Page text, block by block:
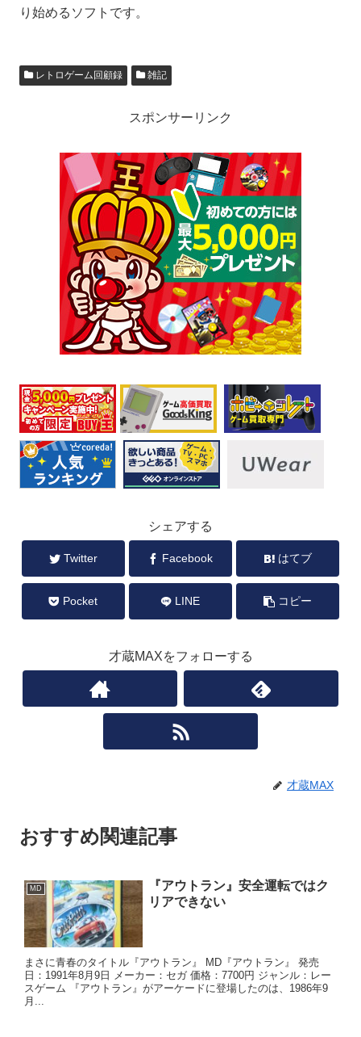
り始めるソフトです。
レトロゲーム回顧録 雑記
スポンサーリンク
シェアする
Twitter Facebook はてブ
Pocket LINE コピー
才蔵MAXをフォローする
才蔵MAX
おすすめ関連記事
MD
『アウトラン』安全運転ではク
リアできない
まさに青春のタイトル『アウトラン』 MD『アウトラン』 発売
日：1991年8月9日 メーカー：セガ 価格：7700円 ジャンル：レー
スゲーム 『アウトラン』がアーケードに登場したのは、1986年9
月...